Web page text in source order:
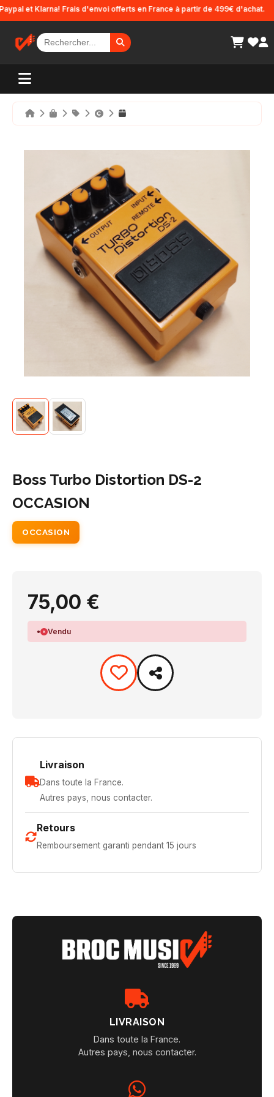
et Klarna! Frais d'envoi offerts en France à partir de 499€ d'achat.
Boss Turbo Distortion DS-2
OCCASION
OCCASION
75,00 €
Vendu
Livraison
Dans toute la France.
Autres pays, nous contacter.
Retours
Remboursement garanti pendant 15 jours
LIVRAISON
Dans toute la France.
Autres pays, nous contacter.
Panneau de gestion des cookies